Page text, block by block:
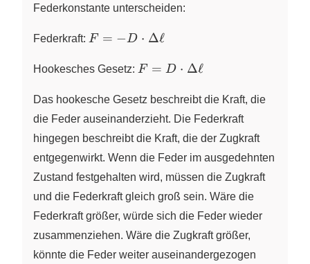
Federkonstante unterscheiden:
Federkraft: F=-D
\Delta
F = −D ⋅ Δℓ
Hookesches Gesetz: F=D
\Delta
\ell
F = D ⋅ Δℓ
Das hookesche Gesetz beschreibt die Kraft, die
die Feder auseinanderzieht. Die Federkraft
hingegen beschreibt die Kraft, die der Zugkraft
entgegenwirkt. Wenn die Feder im ausgedehnten
Zustand festgehalten wird, müssen die Zugkraft
und die Federkraft gleich groß sein. Wäre die
Federkraft größer, würde sich die Feder wieder
zusammenziehen. Wäre die Zugkraft größer,
könnte die Feder weiter auseinandergezogen